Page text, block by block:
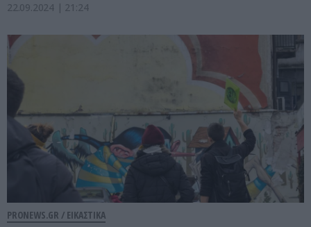
22.09.2024 | 21:24
PRONEWS.GR / ΕΙΚΑΣΤΙΚΑ